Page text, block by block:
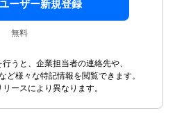
ーザー新規登録
無料
うと、企業担当者の連絡先や、
ど様々な特記情報を閲覧できます。
ースにより異なります。